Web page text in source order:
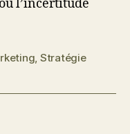
l’incertitude
, Stratégie